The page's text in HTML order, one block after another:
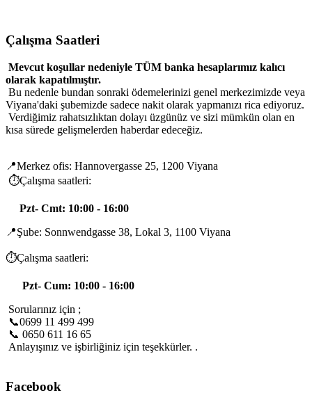
Çalışma Saatleri
Mevcut koşullar nedeniyle TÜM banka hesaplarımız kalıcı
olarak kapatılmıştır.
Bu nedenle bundan sonraki ödemelerinizi genel merkezimizde veya
Viyana'daki şubemizde sadece nakit olarak yapmanızı rica ediyoruz.
Verdiğimiz rahatsızlıktan dolayı üzgünüz ve sizi mümkün olan en
kısa sürede gelişmelerden haberdar edeceğiz.
📍Merkez ofis: Hannovergasse 25, 1200 Viyana
⏱️Çalışma saatleri:
Pzt- Cmt: 10:00 - 16:00
📍Şube: Sonnwendgasse 38, Lokal 3, 1100 Viyana
⏱️Çalışma saatleri:
Pzt- Cum: 10:00 - 16:00
Sorularınız için ;
📞0699 11 499 499
📞 0650 611 16 65
Anlayışınız ve işbirliğiniz için teşekkürler. .
Facebook